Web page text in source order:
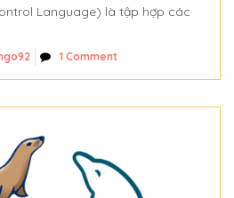
Language) là tập hợp các
1 Comment